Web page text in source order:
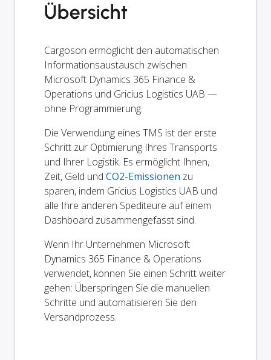
Übersicht
Cargoson ermöglicht den automatischen
Informationsaustausch zwischen
Microsoft Dynamics 365 Finance &
Operations und Gricius Logistics UAB —
ohne Programmierung.
Die Verwendung eines TMS ist der erste
Schritt zur Optimierung Ihres Transports
und Ihrer Logistik. Es ermöglicht Ihnen,
Zeit, Geld und CO2-Emissionen zu
sparen, indem Gricius Logistics UAB und
alle Ihre anderen Spediteure auf einem
Dashboard zusammengefasst sind.
Wenn Ihr Unternehmen Microsoft
Dynamics 365 Finance & Operations
verwendet, können Sie einen Schritt weiter
gehen: Überspringen Sie die manuellen
Schritte und automatisieren Sie den
Versandprozess.